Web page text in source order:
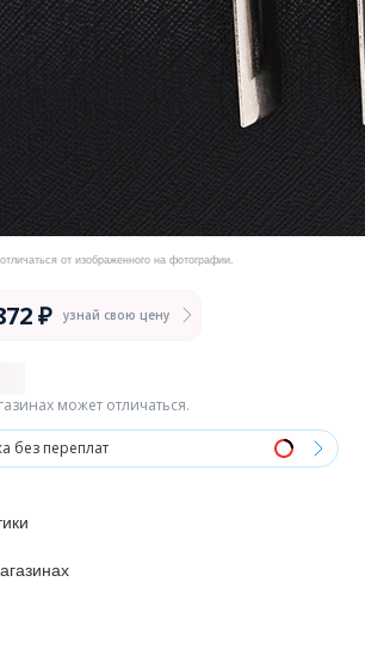
от изображенного на фотографии.
₽ узнай свою цену
без переплат
может отличаться.